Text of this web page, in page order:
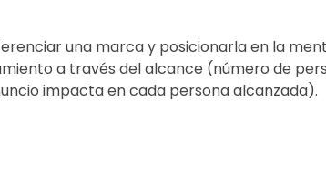
una marca y posicionarla en la
a través del alcance (número de
impacta en cada persona alcanzada).